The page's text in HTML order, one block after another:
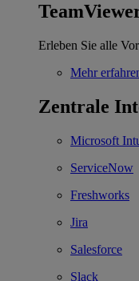
Erleben Sie alle
Mehr
Zentrale
Microsoft
ServiceNow
Freshworks
Jira
Salesforce
Slack